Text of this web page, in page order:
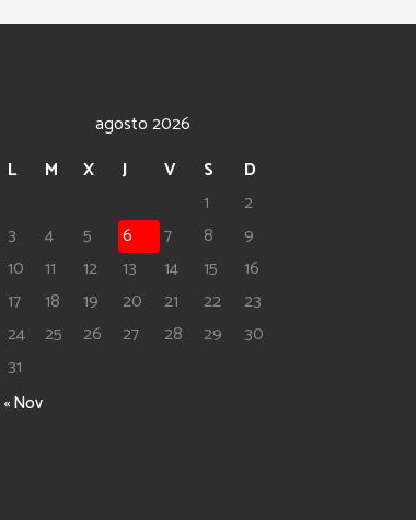
agosto 2026
L
M X J V S
D
1
2
3
4 5 6 7 8
9
10
11 12 13 14 15
16
17
18 19 20 21 22
23
24
25 26 27 28 29
30
31
« Nov